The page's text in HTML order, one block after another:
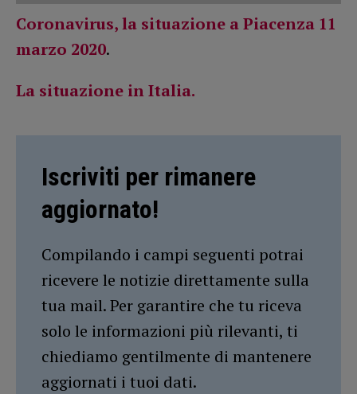
Coronavirus, la situazione a Piacenza 11
marzo 2020.
La situazione in Italia.
Iscriviti per rimanere
aggiornato!
Compilando i campi seguenti potrai
ricevere le notizie direttamente sulla
tua mail. Per garantire che tu riceva
solo le informazioni più rilevanti, ti
chiediamo gentilmente di mantenere
aggiornati i tuoi dati.